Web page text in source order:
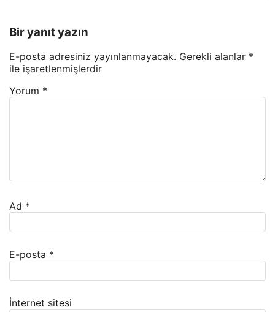
Bir yanıt yazın
E-posta adresiniz yayınlanmayacak. Gerekli alanlar *
ile işaretlenmişlerdir
Yorum *
Ad *
E-posta *
İnternet sitesi